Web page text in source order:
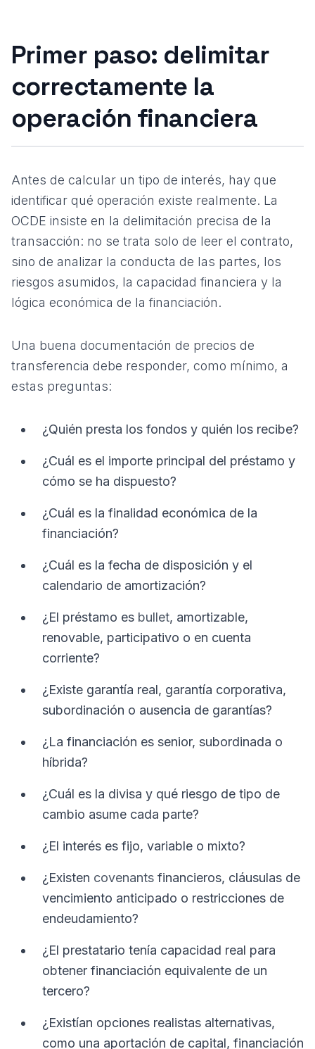
Primer paso: delimitar
correctamente la
operación financiera
Antes de calcular un tipo de interés, hay que
identificar qué operación existe realmente. La
OCDE insiste en la delimitación precisa de la
transacción: no se trata solo de leer el contrato,
sino de analizar la conducta de las partes, los
riesgos asumidos, la capacidad financiera y la
lógica económica de la financiación.
Una buena documentación de precios de
transferencia debe responder, como mínimo, a
estas preguntas:
¿Quién presta los fondos y quién los recibe?
¿Cuál es el importe principal del préstamo y
cómo se ha dispuesto?
¿Cuál es la finalidad económica de la
financiación?
¿Cuál es la fecha de disposición y el
calendario de amortización?
¿El préstamo es bullet, amortizable,
renovable, participativo o en cuenta
corriente?
¿Existe garantía real, garantía corporativa,
subordinación o ausencia de garantías?
¿La financiación es senior, subordinada o
híbrida?
¿Cuál es la divisa y qué riesgo de tipo de
cambio asume cada parte?
¿El interés es fijo, variable o mixto?
¿Existen covenants financieros, cláusulas de
vencimiento anticipado o restricciones de
endeudamiento?
¿El prestatario tenía capacidad real para
obtener financiación equivalente de un
tercero?
¿Existían opciones realistas alternativas,
como una aportación de capital, financiación